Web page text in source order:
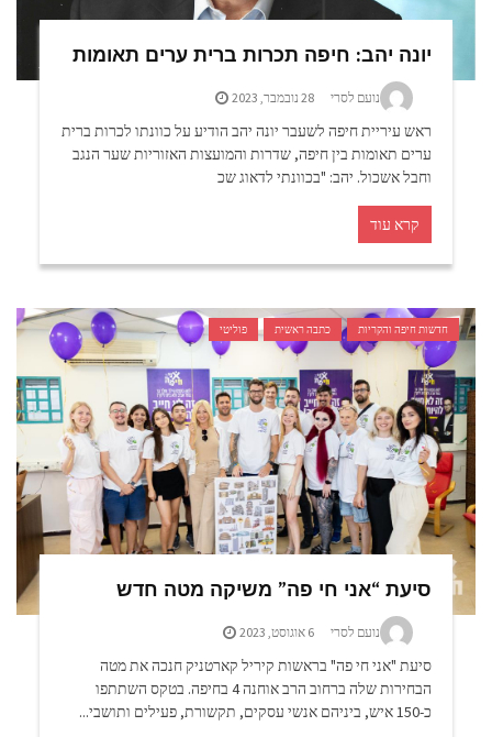
יונה יהב: חיפה תכרות ברית ערים תאומות
נועם לסרי 28 נובמבר, 2023
ראש עיריית חיפה לשעבר יונה יהב הודיע על כוונתו לכרות ברית
ערים תאומות בין חיפה, שדרות והמועצות האזוריות שער הנגב
וחבל אשכול. יהב: "בכוונתי לדאוג שכ
קרא עוד
חדשות חיפה והקריות כתבה ראשית פוליטי
סיעת “אני חי פה” משיקה מטה חדש
נועם לסרי 6 אוגוסט, 2023
סיעת "אני חי פה" בראשות קיריל קארטניק חנכה את מטה
הבחירות שלה ברחוב הרב אוחנה 4 בחיפה. בטקס השתתפו
כ-150 איש, ביניהם אנשי עסקים, תקשורת, פעילים ותושבי...